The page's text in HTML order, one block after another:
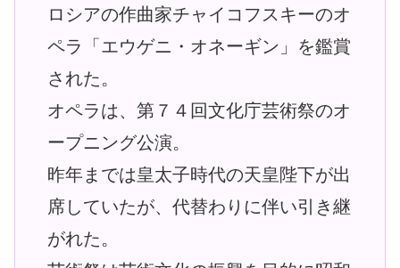
ロシアの作曲家チャイコフスキーのオ
ペラ「エウゲニ・オネーギン」を鑑賞
された。
オペラは、第７４回文化庁芸術祭のオ
ープニング公演。
昨年までは皇太子時代の天皇陛下が出
席していたが、代替わりに伴い引き継
がれた。